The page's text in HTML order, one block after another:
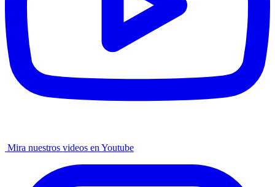
Mira nuestros videos en Youtube